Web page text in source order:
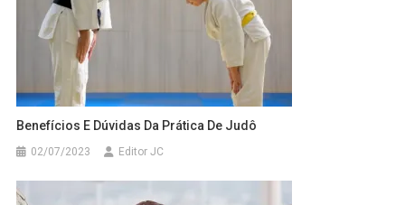
Benefícios E Dúvidas Da Prática De Judô
02/07/2023 Editor JC